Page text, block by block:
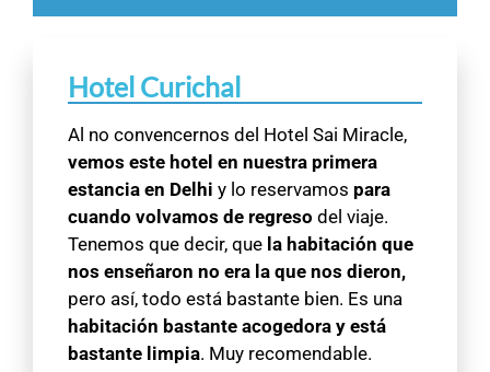
Hotel Curichal
Al no convencernos del Hotel Sai Miracle,
vemos este hotel en nuestra primera
estancia en Delhi y lo reservamos para
cuando volvamos de regreso del viaje.
Tenemos que decir, que la habitación que
nos enseñaron no era la que nos dieron,
pero así, todo está bastante bien. Es una
habitación bastante acogedora y está
bastante limpia. Muy recomendable.